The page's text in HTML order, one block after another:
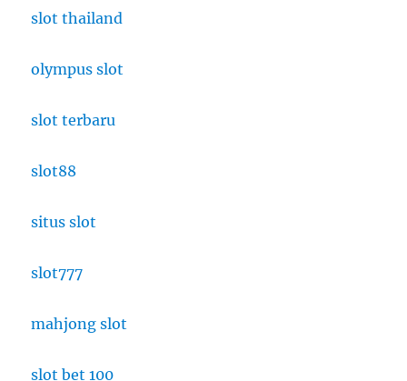
slot thailand
olympus slot
slot terbaru
slot88
situs slot
slot777
mahjong slot
slot bet 100